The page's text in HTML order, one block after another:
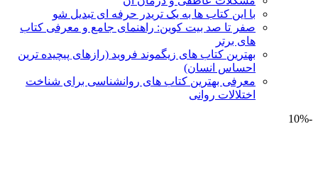
با این کتاب ها به یک تریدر حرفه ای تبدیل شو
صفر تا صد بیت کوین: راهنمای جامع و معرفی کتاب
های برتر
بهترین کتاب های زیگموند فروید (رازهای پیچیده ترین
احساس انسان)
معرفی بهترین کتاب های روانشناسی برای شناخت
اختلالات روانی
-10%